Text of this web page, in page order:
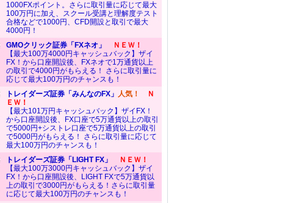
1000FXポイント。さらに取引量に応じて最大
100万円に加え、スクール受講と理解度テスト
合格などで1000円、CFD開設と取引で最大
4000円！
GMOクリック証券「FXネオ」
ＮＥＷ！
【最大100万4000円キャッシュバック】ザイ
FX！から口座開設後、FXネオで1万通貨以上
の取引で4000円がもらえる！ さらに取引量に
応じて最大100万円のチャンスも！
トレイダーズ証券「みんなのFX」 人気！
Ｎ
ＥＷ！
【最大101万円キャッシュバック】ザイFX！
から口座開設後、FX口座で5万通貨以上の取引
で5000円+シストレ口座で5万通貨以上の取引
で5000円がもらえる！ さらに取引量に応じて
最大100万円のチャンスも！
トレイダーズ証券「LIGHT FX」
ＮＥＷ！
【最大100万3000円キャッシュバック】ザイ
FX！から口座開設後、LIGHT FXで5万通貨以
上の取引で3000円がもらえる！さらに取引量
に応じて最大100万円のチャンスも！